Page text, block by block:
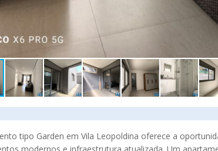
tipo Garden em Vila Leopoldina oferece a